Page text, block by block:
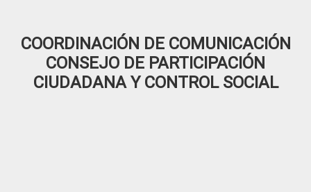
COORDINACIÓN DE COMUNICACIÓN
CONSEJO DE PARTICIPACIÓN
CIUDADANA Y CONTROL SOCIAL